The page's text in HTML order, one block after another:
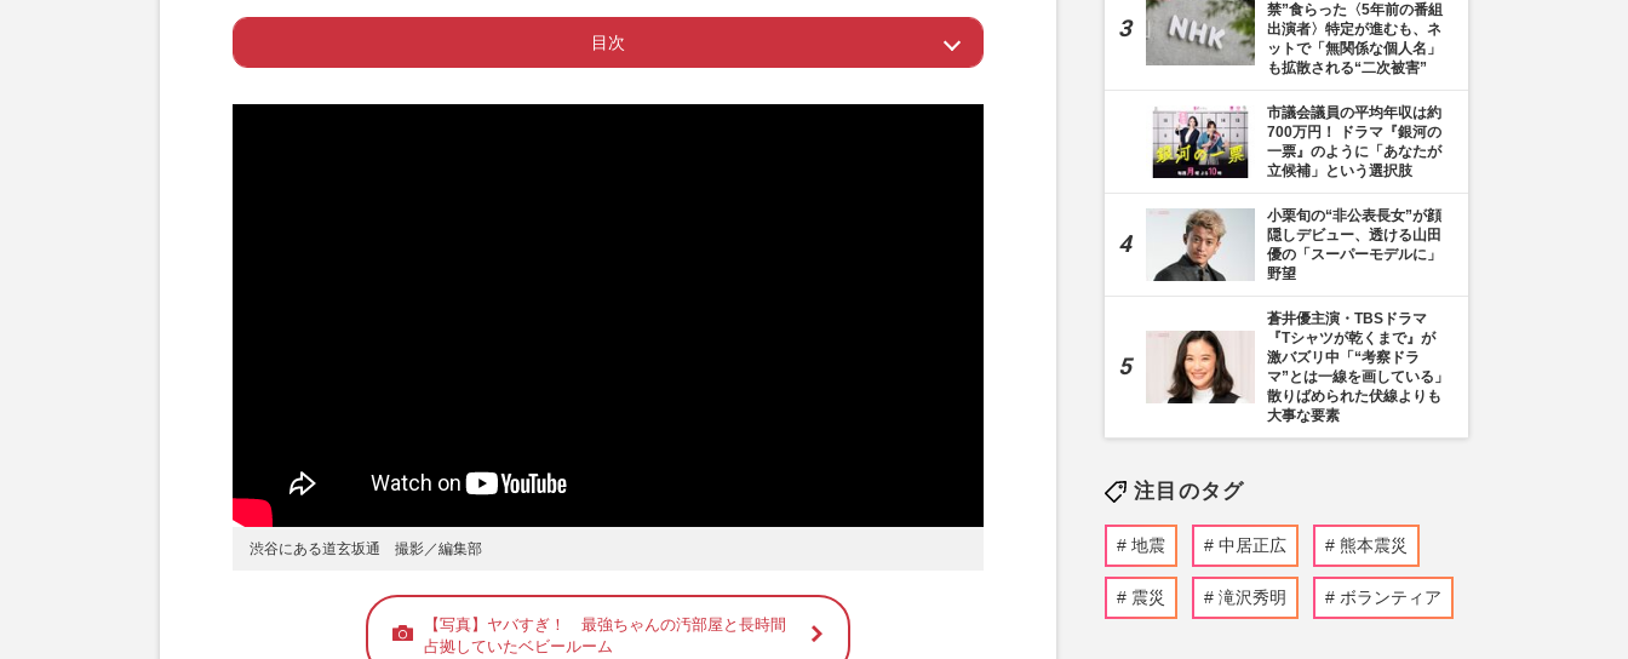
t
目次
Page 1 ー 運営元は「施設管理を徹底してまいります」
渋谷にある道玄坂通 撮影／編集部
【写真】ヤバすぎ！ 最強ちゃんの汚部屋と長時間
占拠していたベビールーム
禁”食らった〈5年前の番組
出演者〉特定が進むも、ネ
ットで「無関係な個人名」
も拡散される“二次被害”
市議会議員の平均年収は約
700万円！ ドラマ『銀河の
一票』のように「あなたが
立候補」という選択肢
小栗旬の“非公表長女”が顔
隠しデビュー、透ける山田
優の「スーパーモデルに」
野望
蒼井優主演・TBSドラマ
『Tシャツが乾くまで』が
激バズリ中「“考察ドラ
マ”とは一線を画している」
散りばめられた伏線よりも
大事な要素
注目のタグ
地震 中居正広 熊本震災
震災 滝沢秀明 ボランティア